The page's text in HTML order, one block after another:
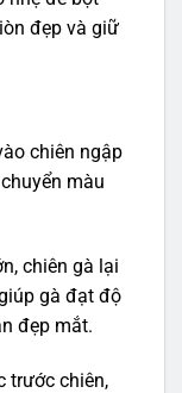
đẹp và giữ
chiên ngập
màu
chiên gà lại
gà đạt độ
đẹp mắt.
trước chiên,